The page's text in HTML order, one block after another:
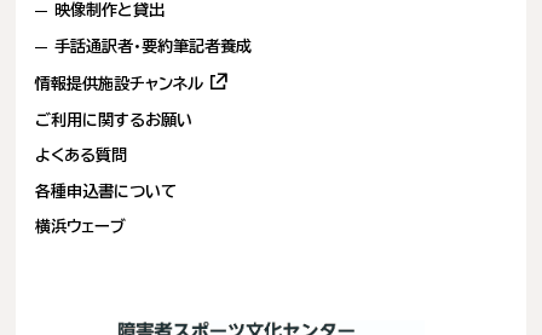
映像制作と貸出
手話通訳者・要約筆記者養成
情報提供施設チャンネル(新
ご利用に関するお願い
よくある質問
各種申込書について
横浜ウェーブ